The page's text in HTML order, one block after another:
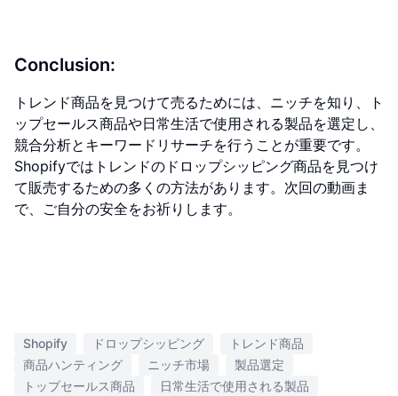
Conclusion:
トレンド商品を見つけて売るためには、ニッチを知り、ト
ップセールス商品や日常生活で使用される製品を選定し、
競合分析とキーワードリサーチを行うことが重要です。
Shopifyではトレンドのドロップシッピング商品を見つけ
て販売するための多くの方法があります。次回の動画ま
で、ご自分の安全をお祈りします。
Shopify ドロップシッピング
トレンド商品
商品ハンティング
ニッチ市場
製品選定
トップセールス商品
日常生活で使用される製品